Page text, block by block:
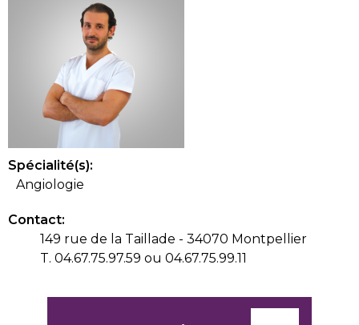
Spécialité(s):
Angiologie
Contact:
149 rue de la Taillade - 34070 Montpellier
T. 04.67.75.97.59 ou 04.67.75.99.11